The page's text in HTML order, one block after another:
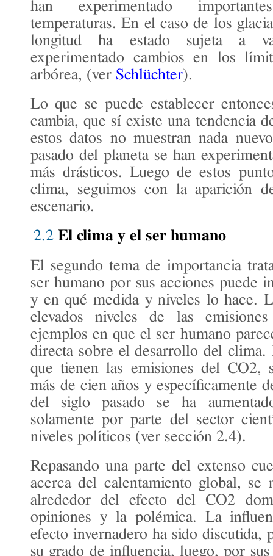
han experimentado
temperaturas. En el caso de los
longitud ha estado sujeta a
experimentado cambios en los
arbórea, (ver Schlüchter).
Lo que se puede establecer
cambia, que sí existe una tendencia
estos datos no muestran nada
pasado del planeta se han
más drásticos. Luego de estos
clima, seguimos con la aparición
escenario.
2.2 El clima y el ser humano
El segundo tema de importancia
ser humano por sus acciones puede
y en qué medida y niveles lo hace.
elevados niveles de las
ejemplos en que el ser humano
directa sobre el desarrollo del clima.
que tienen las emisiones del CO2,
más de cien años y específicamente
del siglo pasado se ha
solamente por parte del sector
niveles políticos (ver sección 2.4).
Repasando una parte del extenso
acerca del calentamiento global, se
alrededor del efecto del CO2
opiniones y la polémica. La
efecto invernadero ha sido discutida,
su grado de influencia, luego, por